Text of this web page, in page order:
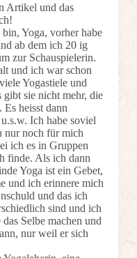
Artikel und das
Yoga, vorher habe
ab dem ich 20 ig
zur Schauspielerin.
und ich war schon
Yogastiele und
gibt sie nicht mehr, die
Es heisst dann
Ich habe soviel
nur noch für mich
ich es in Gruppen
finde. Als ich dann
Yoga ist ein Gebet,
und ich erinnere mich
und das ich
sind und ich
Selbe machen und
nur weil er sich